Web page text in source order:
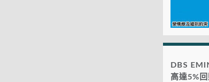
DBS
高達5%